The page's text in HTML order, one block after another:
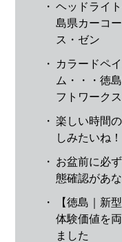
・ ヘッドライ
島県カーコ
ス・ゼン
・
カラードペ
ム・・・徳
フトワーク
・ 楽しい時間
しみたいね！
・ お盆前に必
態確認があ
・
【徳島｜新
体験価値を
ました